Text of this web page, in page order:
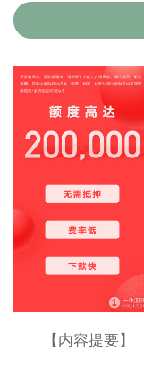
【内容提要】